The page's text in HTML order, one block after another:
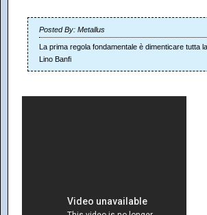
Posted By: Metallus
La prima regola fondamentale è dimenticare tutta
Lino Banfi